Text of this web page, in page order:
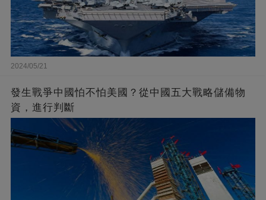
2024/05/21
發生戰爭中國怕不怕美國？從中國五大戰略儲備物
資，進行判斷